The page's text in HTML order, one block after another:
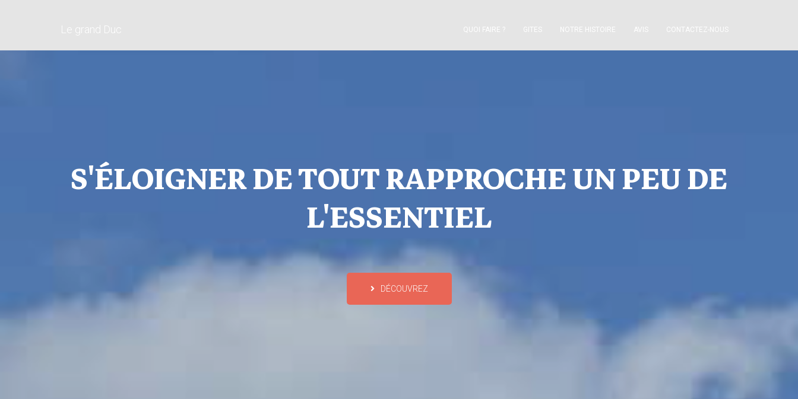
Le grand Duc QUOI FAIRE ? GITES NOTRE HISTOIRE AVIS CONTACTEZ-NOUS
S'ÉLOIGNER DE TOUT RAPPROCHE UN PEU DE
L'ESSENTIEL
DÉCOUVREZ